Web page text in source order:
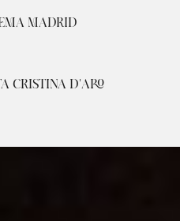
MADRID
CRISTINA D'ARO